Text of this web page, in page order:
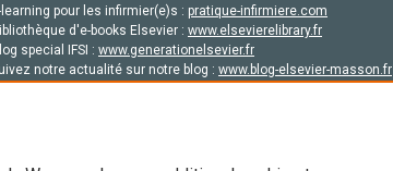
learning pour les infirmier(e)s : pratique-infirmiere.com
d'e-books Elsevier : www.elsevierelibrary.fr
special IFSI : www.generationelsevier.fr
notre actualité sur notre blog : www.blog-elsevier-masson.fr